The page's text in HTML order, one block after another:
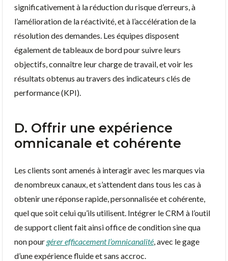
significativement à la réduction du risque d’erreurs, à
l’amélioration de la réactivité, et à l’accélération de la
résolution des demandes. Les équipes disposent
également de tableaux de bord pour suivre leurs
objectifs, connaître leur charge de travail, et voir les
résultats obtenus au travers des indicateurs clés de
performance (KPI).
D. Offrir une expérience
omnicanale et cohérente
Les clients sont amenés à interagir avec les marques via
de nombreux canaux, et s’attendent dans tous les cas à
obtenir une réponse rapide, personnalisée et cohérente,
quel que soit celui qu’ils utilisent. Intégrer le CRM à l’outil
de support client fait ainsi office de condition sine qua
non pourgérer efficacement l’omnicanalité , avec le gage
d’une expérience fluide et sans accroc.